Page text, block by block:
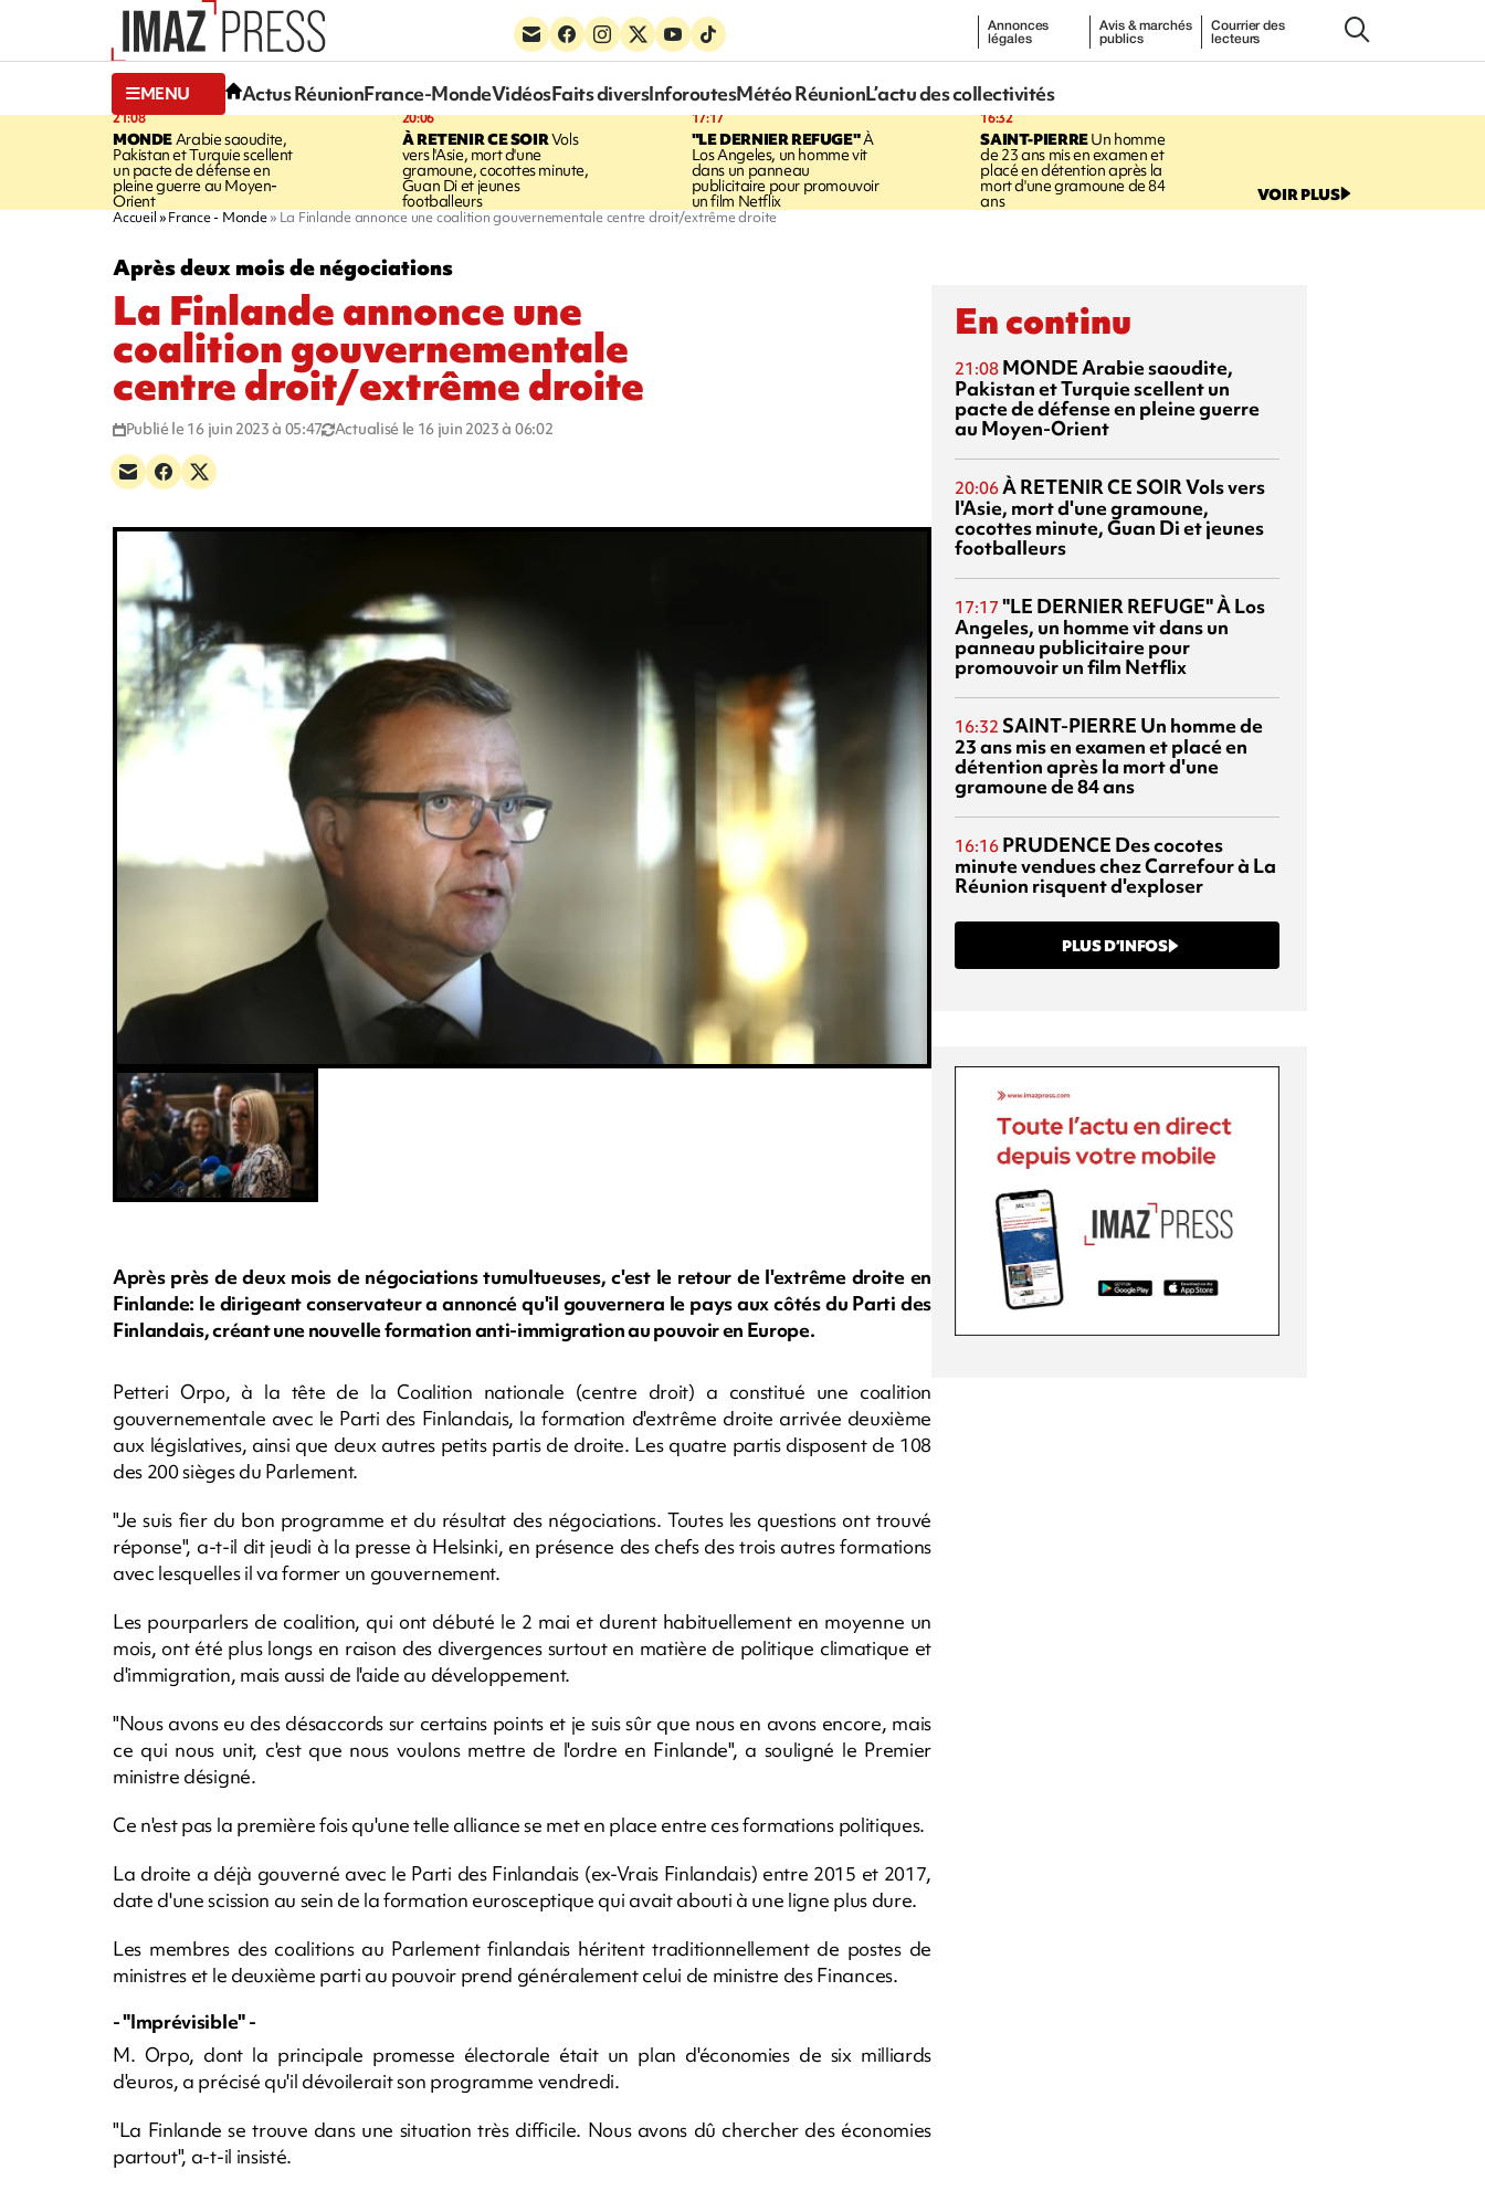
Annonces
légales
Avis & marchés
publics
Courrier des
lecteurs
MENU Actus RéunionFrance-MondeVidéosFaits diversInforoutesMétéo RéunionL’actu des collectivités
21:08
MONDE Arabie saoudite,
Pakistan et Turquie scellent
un pacte de défense en
pleine guerre au Moyen-
Orient
20:06
À RETENIR CE SOIRVols
vers l'Asie, mort d'une
gramoune, cocottes minute,
Guan Di et jeunes
footballeurs
17:17
"LE DERNIER REFUGE"À
Los Angeles, un homme vit
dans un panneau
publicitaire pour promouvoir
un film Netflix
16:32
SAINT-PIERREUn homme
de 23 ans mis en examen et
placé en détention après la
mort d'une gramoune de 84
ans VOIR PLUS
Accueil France - Monde La Finlande annonce une coalition gouvernementale centre droit/extrême droite
Après deux mois de négociations
La Finlande annonce une
coalition gouvernementale
centre droit/extrême droite
Publié le 16 juin 2023 à 05:47 Actualisé le 16 juin 2023 à 06:02
Après près de deux mois de négociations tumultueuses, c'est le retour de l'extrême droite en
Finlande: le dirigeant conservateur a annoncé qu'il gouvernera le pays aux côtés du Parti des
Finlandais, créant une nouvelle formation anti-immigration au pouvoir en Europe.
Petteri Orpo, à la tête de la Coalition nationale (centre droit) a constitué une coalition
gouvernementale avec le Parti des Finlandais, la formation d'extrême droite arrivée deuxième
aux législatives, ainsi que deux autres petits partis de droite. Les quatre partis disposent de 108
des 200 sièges du Parlement.
"Je suis fier du bon programme et du résultat des négociations. Toutes les questions ont trouvé
réponse", a-t-il dit jeudi à la presse à Helsinki, en présence des chefs des trois autres formations
avec lesquelles il va former un gouvernement.
Les pourparlers de coalition, qui ont débuté le 2 mai et durent habituellement en moyenne un
mois, ont été plus longs en raison des divergences surtout en matière de politique climatique et
d'immigration, mais aussi de l'aide au développement.
"Nous avons eu des désaccords sur certains points et je suis sûr que nous en avons encore, mais
ce qui nous unit, c'est que nous voulons mettre de l'ordre en Finlande", a souligné le Premier
ministre désigné.
Ce n'est pas la première fois qu'une telle alliance se met en place entre ces formations politiques.
La droite a déjà gouverné avec le Parti des Finlandais (ex-Vrais Finlandais) entre 2015 et 2017,
date d'une scission au sein de la formation eurosceptique qui avait abouti à une ligne plus dure.
Les membres des coalitions au Parlement finlandais héritent traditionnellement de postes de
ministres et le deuxième parti au pouvoir prend généralement celui de ministre des Finances.
- "Imprévisible" -
M. Orpo, dont la principale promesse électorale était un plan d'économies de six milliards
d'euros, a précisé qu'il dévoilerait son programme vendredi.
"La Finlande se trouve dans une situation très difficile. Nous avons dû chercher des économies
partout", a-t-il insisté.
En continu
21:08 MONDEArabie saoudite,
Pakistan et Turquie scellent un
pacte de défense en pleine guerre
au Moyen-Orient
20:06À RETENIR CE SOIRVols vers
l'Asie, mort d'une gramoune,
cocottes minute, Guan Di et jeunes
footballeurs
17:17 "LE DERNIER REFUGE"À Los
Angeles, un homme vit dans un
panneau publicitaire pour
promouvoir un film Netflix
16:32 SAINT-PIERRE Un homme de
23 ans mis en examen et placé en
détention après la mort d'une
gramoune de 84 ans
16:16 PRUDENCE Des cocotes
minute vendues chez Carrefour à La
Réunion risquent d'exploser
PLUS D’INFOS